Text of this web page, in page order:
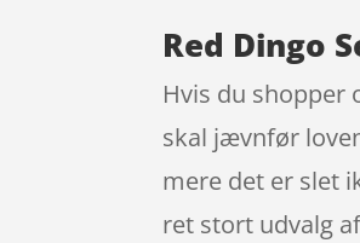
Red Dingo
Hvis du shopper
skal jævnfør
mere det er slet
ret stort udvalg